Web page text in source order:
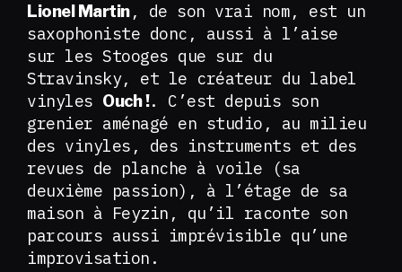
Lionel Martin, de son vrai nom, est un
saxophoniste donc, aussi à l’aise
sur les Stooges que sur du
Stravinsky, et le créateur du label
vinyles Ouch !. C’est depuis son
grenier aménagé en studio, au milieu
des vinyles, des instruments et des
revues de planche à voile (sa
deuxième passion), à l’étage de sa
maison à Feyzin, qu’il raconte son
parcours aussi imprévisible qu’une
improvisation.